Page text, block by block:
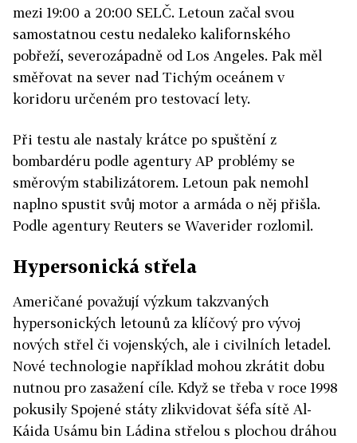
mezi 19:00 a 20:00 SELČ. Letoun začal svou
samostatnou cestu nedaleko kalifornského
pobřeží, severozápadně od Los Angeles. Pak měl
směřovat na sever nad Tichým oceánem v
koridoru určeném pro testovací lety.
Při testu ale nastaly krátce po spuštění z
bombardéru podle agentury AP problémy se
směrovým stabilizátorem. Letoun pak nemohl
naplno spustit svůj motor a armáda o něj přišla.
Podle agentury Reuters se Waverider rozlomil.
Hypersonická střela
Američané považují výzkum takzvaných
hypersonických letounů za klíčový pro vývoj
nových střel či vojenských, ale i civilních letadel.
Nové technologie například mohou zkrátit dobu
nutnou pro zasažení cíle. Když se třeba v roce 1998
pokusily Spojené státy zlikvidovat šéfa sítě Al-
Káida Usámu bin Ládina střelou s plochou dráhou